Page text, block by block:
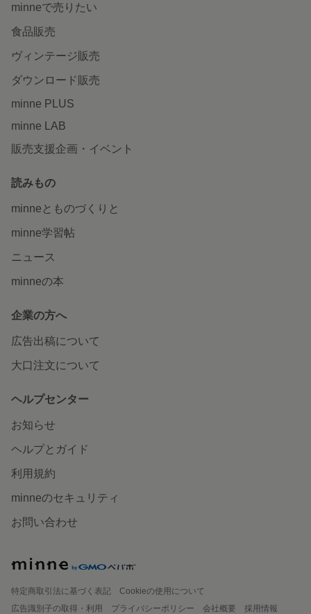
minneで売りたい
食品販売
ヴィンテージ販売
ダウンロード販売
minne PLUS
minne LAB
販売支援企画・イベント
読みもの
minneとものづくりと
minne学習帖
ニュース
minneの本
企業の方へ
広告出稿について
大口注文について
ヘルプセンター
お知らせ
ヘルプとガイド
利用規約
minneのセキュリティ
お問い合わせ
特定商取引法に基づく表記
Cookieの使用について
広告識別子の取得・利用
プライバシーポリシー 会社概要
採用情報